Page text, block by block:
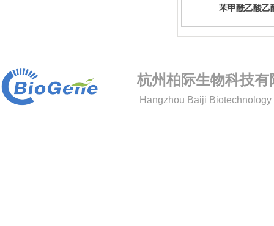
苯甲酰乙酸乙
杭州柏际生物科技有
Hangzhou Baiji Biotechnology